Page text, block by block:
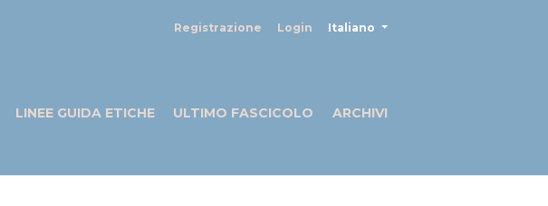
Registrazione Login Italiano
LINEE GUIDA ETICHE ULTIMO FASCICOLO
ARCHIVI